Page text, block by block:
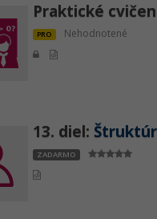
Praktické
PRO Nehodnotené
13. diel:
ZADARMO